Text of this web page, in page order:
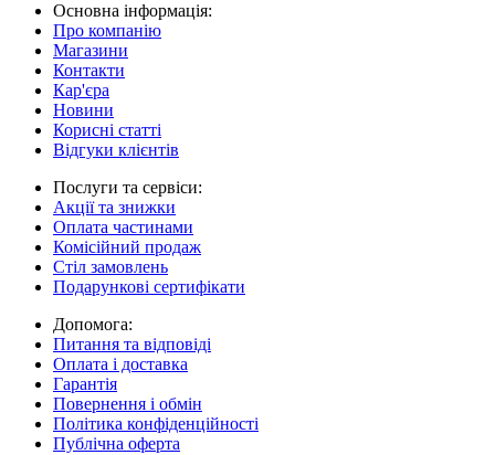
Основна інформація:
Про компанію
Магазини
Контакти
Кар'єра
Новини
Корисні статті
Відгуки клієнтів
Послуги та сервіси:
Акції та знижки
Оплата частинами
Комісійний продаж
Стіл замовлень
Подарункові сертифікати
Допомога:
Питання та відповіді
Оплата і доставка
Гарантія
Повернення і обмін
Політика конфіденційності
Публічна оферта